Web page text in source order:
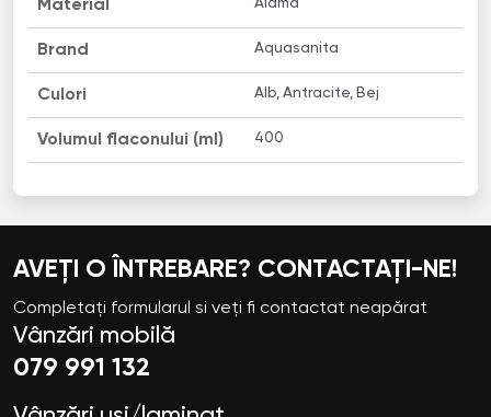
Material Alama
Brand Aquasanita
Culori Alb, Antracite, Bej
Volumul flaconului (ml) 400
AVEȚI O ÎNTREBARE? CONTACTAȚI-NE!
Completați formularul si veți fi contactat neapărat
Vânzări mobilă
079 991 132